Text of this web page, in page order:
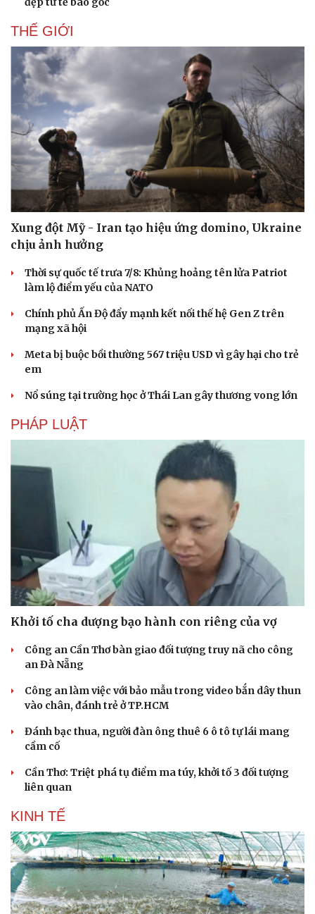
Du lịch
Tư vấn
Săn Tour
check-in
Podcast
Câu chuyện thời sự
Đọc truyện đêm khuya
Cửa sổ tình yêu
Kể chuyện cho bé
Hạt giống tâm hồn
THẾ GIỚI
Xung đột Mỹ - Iran tạo hiệu ứng domino, Ukraine
chịu ảnh hưởng
Thời sự quốc tế trưa 7/8: Khủng hoảng tên lửa Patriot
làm lộ điểm yếu của NATO
Chính phủ Ấn Độ đẩy mạnh kết nối thế hệ Gen Z trên
mạng xã hội
Meta bị buộc bồi thường 567 triệu USD vì gây hại cho trẻ
em
Nổ súng tại trường học ở Thái Lan gây thương vong lớn
PHÁP LUẬT
Khởi tố cha dượng bạo hành con riêng của vợ
Công an Cần Thơ bàn giao đối tượng truy nã cho công
an Đà Nẵng
Công an làm việc với bảo mẫu trong video bắn dây thun
vào chân, đánh trẻ ở TP.HCM
Đánh bạc thua, người đàn ông thuê 6 ô tô tự lái mang
cầm cố
Cần Thơ: Triệt phá tụ điểm ma túy, khởi tố 3 đối tượng
liên quan
KINH TẾ